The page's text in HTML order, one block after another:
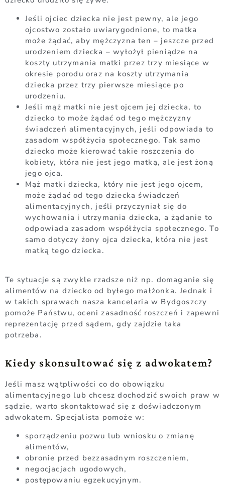
Jeśli ojciec dziecka nie jest pewny, ale jego
ojcostwo zostało uwiarygodnione, to matka
może żądać, aby mężczyzna ten – jeszcze przed
urodzeniem dziecka – wyłożył pieniądze na
koszty utrzymania matki przez trzy miesiące w
okresie porodu oraz na koszty utrzymania
dziecka przez trzy pierwsze miesiące po
urodzeniu.
Jeśli mąż matki nie jest ojcem jej dziecka, to
dziecko to może żądać od tego mężczyzny
świadczeń alimentacyjnych, jeśli odpowiada to
zasadom współżycia społecznego. Tak samo
dziecko może kierować takie roszczenia do
kobiety, która nie jest jego matką, ale jest żoną
jego ojca.
Mąż matki dziecka, który nie jest jego ojcem,
może żądać od tego dziecka świadczeń
alimentacyjnych, jeśli przyczyniał się do
wychowania i utrzymania dziecka, a żądanie to
odpowiada zasadom współżycia społecznego. To
samo dotyczy żony ojca dziecka, która nie jest
matką tego dziecka.
Te sytuacje są zwykle rzadsze niż np. domaganie się
alimentów na dziecko od byłego małżonka. Jednak i
w takich sprawach nasza kancelaria w Bydgoszczy
pomoże Państwu, oceni zasadność roszczeń i zapewni
reprezentację przed sądem, gdy zajdzie taka
potrzeba.
Kiedy skonsultować się z adwokatem?
Jeśli masz wątpliwości co do obowiązku
alimentacyjnego lub chcesz dochodzić swoich praw w
sądzie, warto skontaktować się z doświadczonym
adwokatem. Specjalista pomoże w:
sporządzeniu pozwu lub wniosku o zmianę
alimentów,
obronie przed bezzasadnym roszczeniem,
negocjacjach ugodowych,
postępowaniu egzekucyjnym.